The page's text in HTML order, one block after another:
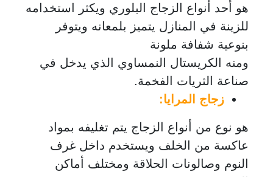
هو أحد أنواع الزجاج البلوري ويكثر استخدامه
للزينة في المنازل يتميز بلمعانه ويتوفر
بنوعية شفافة ملونة
ومنه الكريستال النمساوي الذي يدخل في
صناعة الثريات الفخمة.
زجاج المرايا:
هو نوع من أنواع الزجاج يتم تغليفه بمواد
عاكسة من الخلف ويستخدم داخل غرف
النوم وصالونات الحلاقة ومختلف أماكن